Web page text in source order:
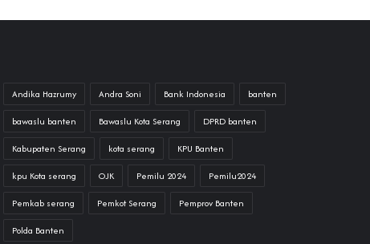
Andika Hazrumy Andra Soni Bank Indonesia banten
bawaslu banten Bawaslu Kota Serang DPRD banten
Kabupaten Serang kota serang KPU Banten
kpu Kota serang OJK Pemilu 2024 Pemilu2024
Pemkab serang Pemkot Serang Pemprov Banten
Polda Banten